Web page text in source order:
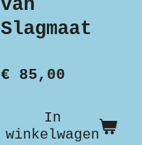
van
Slagmaat
€ 85,00
In
winkelwagen